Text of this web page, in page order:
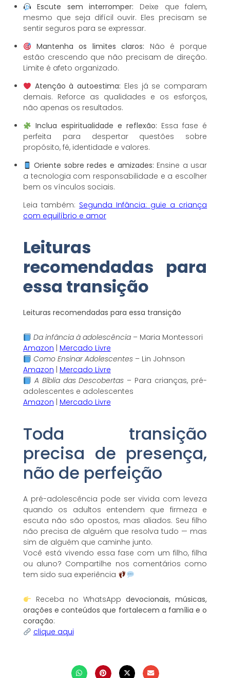
Escute sem interromper: Deixe que falem,
mesmo que seja difícil ouvir. Eles precisam se
sentir seguros para se expressar.
Mantenha os limites claros: Não é porque
estão crescendo que não precisam de direção.
Limite é afeto organizado.
Atenção à autoestima: Eles já se comparam
demais. Reforce as qualidades e os esforços,
não apenas os resultados.
Inclua espiritualidade e reflexão: Essa fase é
perfeita para despertar questões sobre
propósito, fé, identidade e valores.
Oriente sobre redes e amizades: Ensine a usar
a tecnologia com responsabilidade e a escolher
bem os vínculos sociais.
Leia também: Segunda Infância: guie a criança
com equilíbrio e amor
Leituras
recomendadas para
essa transição
Leituras recomendadas para essa transição
Da infância à adolescência– Maria Montessori
Amazon
Mercado Livre
Como Ensinar Adolescentes– Lin Johnson
Amazon
Mercado Livre
A Bíblia das Descobertas – Para crianças, pré-
adolescentes e adolescentes
Amazon
Mercado Livre
Toda transição
precisa de presença,
não de perfeição
A pré-adolescência pode ser vivida com leveza
quando os adultos entendem que firmeza e
escuta não são opostos, mas aliados. Seu filho
não precisa de alguém que resolva tudo — mas
sim de alguém que caminhe junto.
Você está vivendo essa fase com um filho, filha
ou aluno? Compartilhe nos comentários como
tem sido sua experiência
Receba no WhatsAppdevocionais, músicas,
orações e conteúdos que fortalecem a família e o
coração:
clique aqui